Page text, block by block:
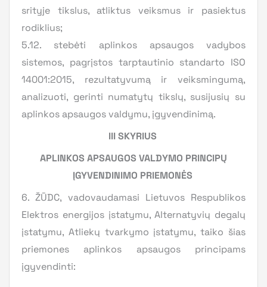
srityje tikslus, atliktus veiksmus ir pasiektus
rodiklius;
5.12. stebėti aplinkos apsaugos vadybos
sistemos, pagrįstos tarptautinio standarto ISO
14001:2015, rezultatyvumą ir veiksmingumą,
analizuoti, gerinti numatytų tikslų, susijusių su
aplinkos apsaugos valdymu, įgyvendinimą.
III SKYRIUS
APLINKOS APSAUGOS VALDYMO PRINCIPŲ
ĮGYVENDINIMO PRIEMONĖS
6. ŽŪDC, vadovaudamasi Lietuvos Respublikos
Elektros energijos įstatymu, Alternatyvių degalų
įstatymu, Atliekų tvarkymo įstatymu, taiko šias
priemones aplinkos apsaugos principams
įgyvendinti: